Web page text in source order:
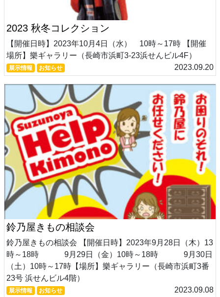
2023 秋冬コレクション
【開催日時】2023年10月4日（水） 10時～17時 【開催
場所】樂ギャラリー（長崎市浜町3-23浜せんビル4F）
展示情報 お知らせ 2023.09.20
鈴乃屋きもの相談会
鈴乃屋きもの相談会 【開催日時】2023年9月28日（木）13
時～18時 9月29日（金）10時～18時 9月30日
（土）10時～17時【場所】樂ギャラリー（長崎市浜町3番
23号 浜せんビル4階）
展示情報 お知らせ 2023.09.08